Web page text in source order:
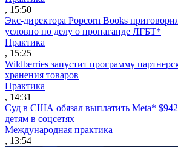
, 15:50
Экс-директора Popcorn Books
условно по делу о пропаганде ЛГБТ*
Практика
, 15:25
Wildberries запустит программу
хранения товаров
Практика
, 14:31
Суд в США обязал выплатить Meta* $942
детям в соцсетях
Международная практика
, 13:54